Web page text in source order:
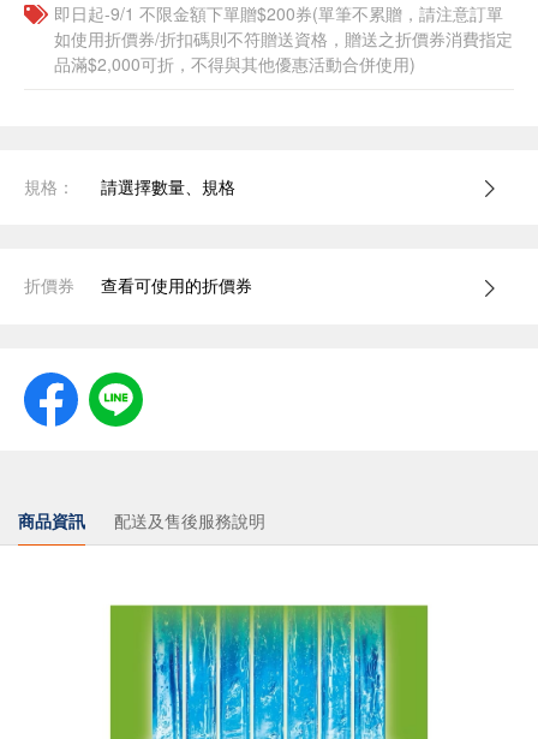
即日起-9/1 不限金額下單贈$200券(單筆不累贈，請注意訂單
如使用折價券/折扣碼則不符贈送資格，贈送之折價券消費指定
品滿$2,000可折，不得與其他優惠活動合併使用)
規格： 請選擇數量、規格
折價券 查看可使用的折價券
商品資訊 配送及售後服務說明